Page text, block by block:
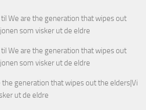
til We are the generation that wipes out
som visker ut de eldre
til We are the generation that wipes out
som visker ut de eldre
the generation that wipes out the elders|Vi
ut de eldre